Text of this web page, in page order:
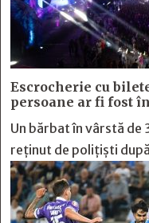
Escrocherie cu
persoane ar fi fost
Un bărbat în vârstă de
reținut de polițiști